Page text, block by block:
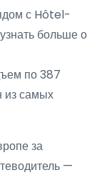
с Hôtel-
больше о
по 387
из самых
за
—